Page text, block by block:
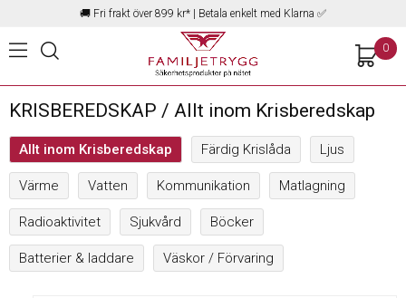
🚚 Fri frakt över 899 kr* | Betala enkelt med Klarna ✅
0
KRISBEREDSKAP / Allt inom Krisberedskap
Allt inom Krisberedskap Färdig Krislåda Ljus
Värme Vatten Kommunikation Matlagning
Radioaktivitet Sjukvård Böcker
Batterier & laddare Väskor / Förvaring